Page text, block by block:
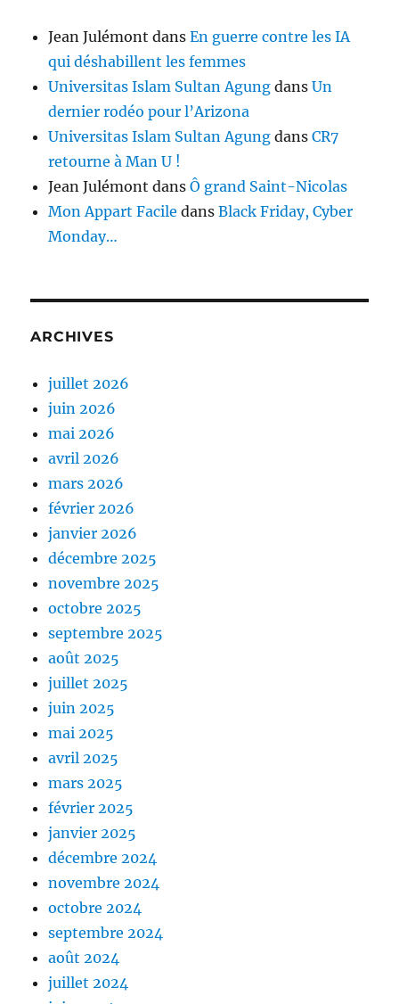
Jean Julémont dansEn guerre contre les IA
qui déshabillent les femmes
Universitas Islam Sultan Agung dansUn
dernier rodéo pour l’Arizona
Universitas Islam Sultan Agung dansCR7
retourne à Man U !
Jean Julémont dansÔ grand Saint-Nicolas
Mon Appart Facile dansBlack Friday, Cyber
Monday…
ARCHIVES
juillet 2026
juin 2026
mai 2026
avril 2026
mars 2026
février 2026
janvier 2026
décembre 2025
novembre 2025
octobre 2025
septembre 2025
août 2025
juillet 2025
juin 2025
mai 2025
avril 2025
mars 2025
février 2025
janvier 2025
décembre 2024
novembre 2024
octobre 2024
septembre 2024
août 2024
juillet 2024